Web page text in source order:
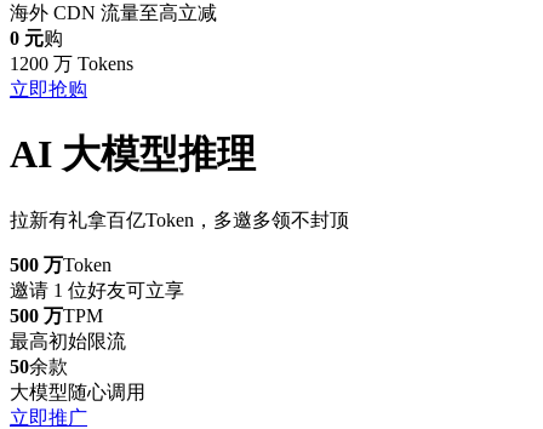
海外 CDN 流量至高立减
0 元购
1200 万 Tokens
立即抢购
AI 大模型推理
拉新有礼拿百亿Token，多邀多领不封顶
500 万Token
邀请 1 位好友可立享
500 万TPM
最高初始限流
50余款
大模型随心调用
立即推广